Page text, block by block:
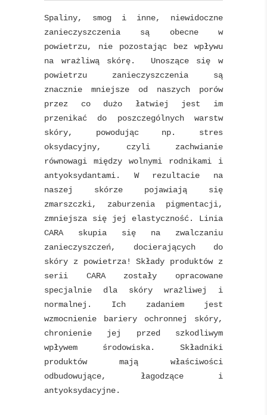
Spaliny, smog i inne, niewidoczne
zanieczyszczenia są obecne w
powietrzu, nie pozostając bez wpływu
na wrażliwą skórę. Unoszące się w
powietrzu zanieczyszczenia są
znacznie mniejsze od naszych porów
przez co dużo łatwiej jest im
przenikać do poszczególnych warstw
skóry, powodując np. stres
oksydacyjny, czyli zachwianie
równowagi między wolnymi rodnikami i
antyoksydantami. W rezultacie na
naszej skórze pojawiają się
zmarszczki, zaburzenia pigmentacji,
zmniejsza się jej elastyczność.
Linia
CARA skupia się na zwalczaniu
zanieczyszczeń, docierających do
skóry z powietrza! Składy produktów z
serii CARA zostały opracowane
specjalnie dla skóry wrażliwej i
normalnej. Ich zadaniem jest
wzmocnienie bariery ochronnej skóry,
chronienie jej przed szkodliwym
wpływem środowiska. Składniki
produktów mają właściwości
odbudowujące, łagodzące i
antyoksydacyjne.